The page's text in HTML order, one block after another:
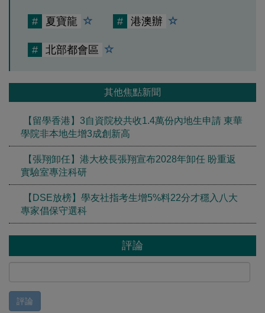
# 夏寶龍 # 港澳辦
# 北部都會區
其他焦點新聞
【留學香港】3自資院校共收1.4萬份內地生申請 東華
學院非本地生增3成創新高
【張翔卸任】港大校長張翔宣布2028年卸任 盼重返
實驗室專注科研
【DSE放榜】學友社指考生增5%料22分才穩入八大
專家倡保守選科
評論
評論